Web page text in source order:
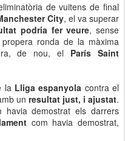
de vuitens de final
City, el va superar
podria fer veure, sense
ronda de la màxima
de nou, el París Saint
laLliga espanyola contra el
un resultat just, i ajustat.
demostrat els darrers
com havia demostrat,